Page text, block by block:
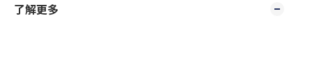
了解更多